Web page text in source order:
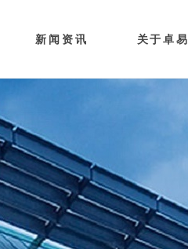
新闻资讯 关于卓易